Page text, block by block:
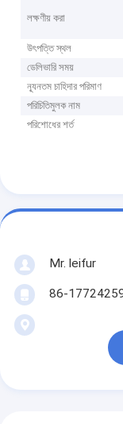
লক্ষণীয় করা
উৎপত্তি স্থল
ডেলিভারি সময়
ন্যূনতম চাহিদার পরিমাণ
পরিচিতিমুলক নাম
পরিশোধের শর্ত
Mr. leifur
86-